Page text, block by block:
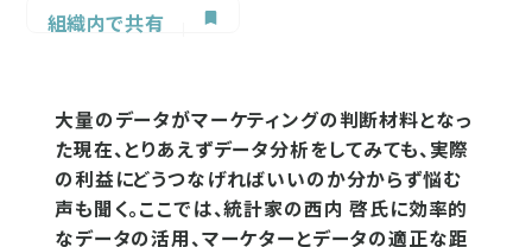
組織内で共有
大量のデータがマーケティングの判断材料となっ
た現在、とりあえずデータ分析をしてみても、実際
の利益にどうつなげればいいのか分からず悩む
声も聞く。ここでは、統計家の西内 啓氏に効率的
なデータの活用、マーケターとデータの適正な距